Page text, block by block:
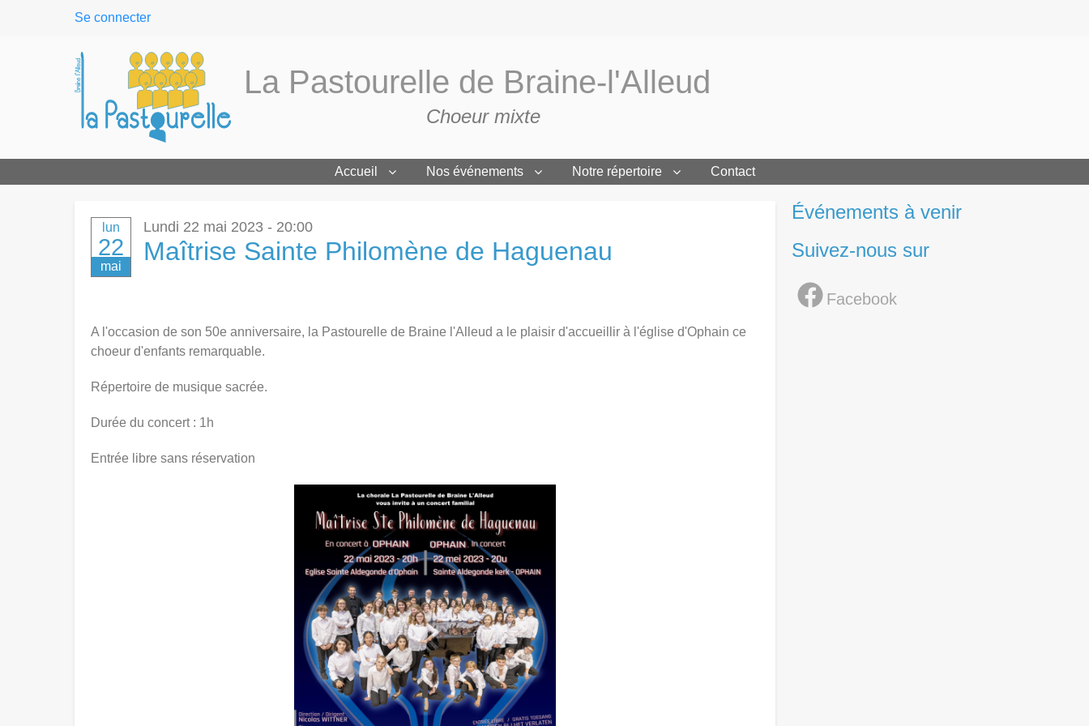
User
Se connecter
La Pastourelle de Braine-l'Alleud
Choeur mixte
Accueil Nos événements Notre répertoire Contact
lun
22
mai
Lundi 22 mai 2023 - 20:00
Maîtrise Sainte Philomène de Haguenau
A l'occasion de son 50e anniversaire, la Pastourelle de Braine l'Alleud a le plaisir d'accueillir à l'église d'Ophain ce
choeur d'enfants remarquable.
Répertoire de musique sacrée.
Durée du concert : 1h
Entrée libre sans réservation
Événements à venir
Suivez-nous sur
Facebook